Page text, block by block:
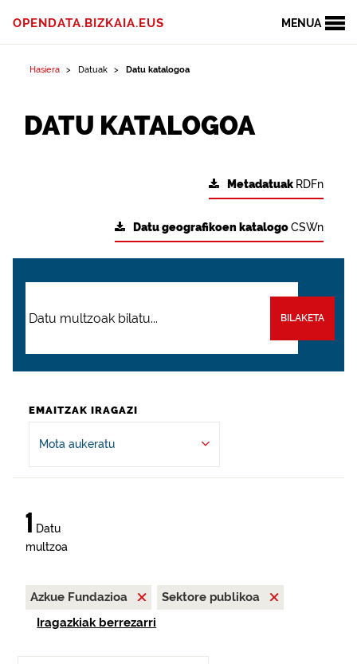
MENUA
OPENDATA.BIZKAIA.EUS
Hasiera Datuak Datu katalogoa
DATU KATALOGOA
Metadatuak RDFn
Datu geografikoen katalogoCSWn
BILAKETA
EMAITZAK IRAGAZI
Mota aukeratu
1 Datu
multzoa
Azkue Fundazioa
Sektore publikoa
Iragazkiak berrezarri